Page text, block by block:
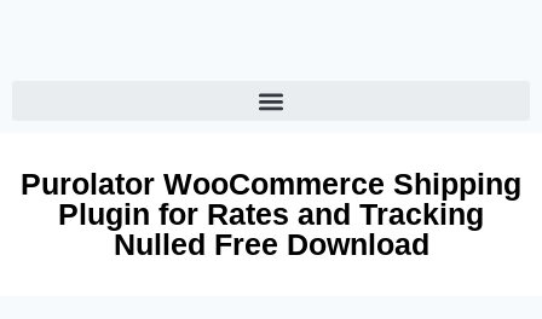
Purolator WooCommerce Shipping
Plugin for Rates and Tracking
Nulled Free Download